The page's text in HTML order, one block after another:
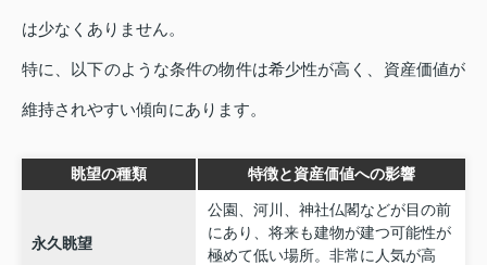
は少なくありません。
特に、以下のような条件の物件は希少性が高く、資産価値が
維持されやすい傾向にあります。
眺望の種類 特徴と資産価値への影響
永久眺望
公園、河川、神社仏閣などが目の前
にあり、将来も建物が建つ可能性が
極めて低い場所。非常に人気が高